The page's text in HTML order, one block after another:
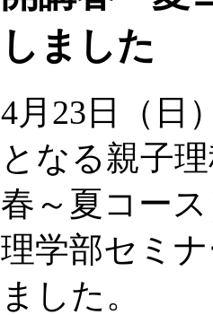
しました
4月23日（日
となる親子
春～夏コー
理学部セミ
ました。